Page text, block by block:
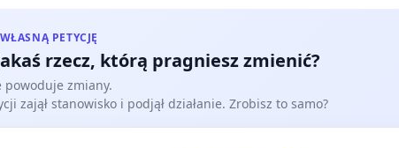
PETYCJĘ
rzecz, którą pragniesz zmienić?
powoduje zmiany.
zajął stanowisko i podjął działanie. Zrobisz to samo?